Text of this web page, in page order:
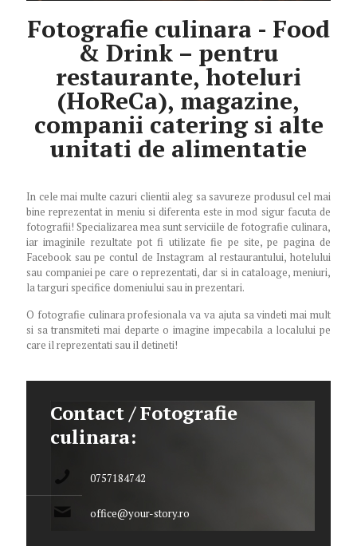
Fotografie culinara - Food
& Drink – pentru
restaurante, hoteluri
(HoReCa), magazine,
companii catering si alte
unitati de alimentatie
In cele mai multe cazuri clientii aleg sa savureze produsul cel mai
bine reprezentat in meniu si diferenta este in mod sigur facuta de
fotografii! Specializarea mea sunt serviciile de fotografie culinara,
iar imaginile rezultate pot fi utilizate fie pe site, pe pagina de
Facebook sau pe contul de Instagram al restaurantului, hotelului
sau companiei pe care o reprezentati, dar si in cataloage, meniuri,
la targuri specifice domeniului sau in prezentari.
O fotografie culinara profesionala va va ajuta sa vindeti mai mult
si sa transmiteti mai departe o imagine impecabila a localului pe
care il reprezentati sau il detineti!
Contact / Fotografie
culinara:
0757184742
office@your-story.ro